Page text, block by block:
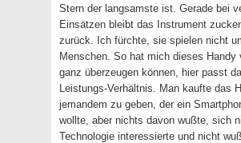
Stern der langsamste ist. Gerade bei
Einsätzen bleibt das Instrument
zurück. Ich fürchte, sie spielen nicht
Menschen. So hat mich dieses Handy
ganz überzeugen können, hier passt
Leistungs-Verhältnis. Man kaufte das
jemandem zu geben, der ein
wollte, aber nichts davon wußte, sich
Technologie interessierte und nicht